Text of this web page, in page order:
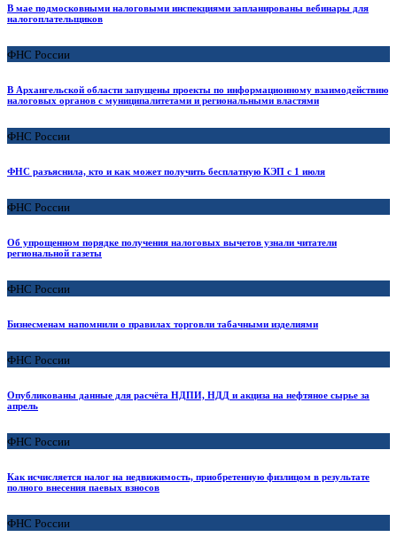
В мае подмосковными налоговыми инспекциями запланированы вебинары для
налогоплательщиков
ФНС России
В Архангельской области запущены проекты по информационному взаимодействию
налоговых органов с муниципалитетами и региональными властями
ФНС России
ФНС разъяснила, кто и как может получить бесплатную КЭП с 1 июля
ФНС России
Об упрощенном порядке получения налоговых вычетов узнали читатели
региональной газеты
ФНС России
Бизнесменам напомнили о правилах торговли табачными изделиями
ФНС России
Опубликованы данные для расчёта НДПИ, НДД и акциза на нефтяное сырье за
апрель
ФНС России
Как исчисляется налог на недвижимость, приобретенную физлицом в результате
полного внесения паевых взносов
ФНС России